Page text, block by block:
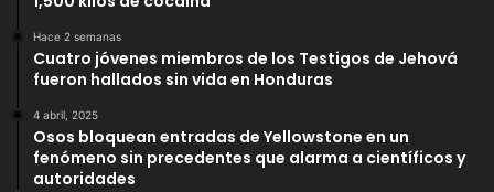
Hace 2 semanas
Cuatro jóvenes miembros de los Testigos de Jehová
fueron hallados sin vida en Honduras
4 abril, 2025
Osos bloquean entradas de Yellowstone en un
fenómeno sin precedentes que alarma a científicos y
autoridades